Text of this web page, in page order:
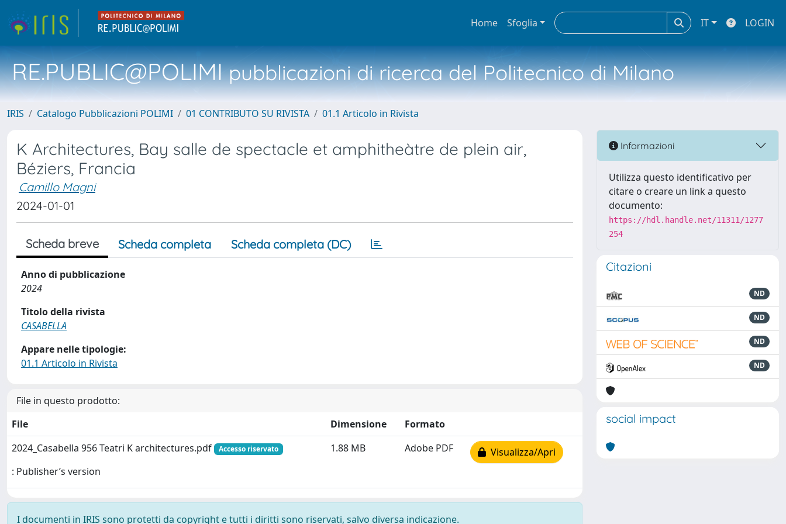
Home Sfoglia IT LOGIN
RE.PUBLIC@POLIMIpubblicazioni di ricerca del Politecnico di Milano
IRIS Catalogo Pubblicazioni POLIMI 01 CONTRIBUTO SU RIVISTA 01.1 Articolo in Rivista
K Architectures, Bay salle de spectacle et amphitheàtre de plein air,
Béziers, Francia
Camillo Magni
2024-01-01
Scheda breve Scheda completa Scheda completa (DC)
Anno di pubblicazione
2024
Titolo della rivista
CASABELLA
Appare nelle tipologie:
01.1 Articolo in Rivista
File in questo prodotto:
File
Dimensione
Formato
2024_Casabella 956 Teatri K architectures.pdf
Accesso riservato
: Publisher’s version
1.88 MB Adobe PDF Visualizza/Apri
I documenti in IRIS sono protetti da copyright e tutti i diritti sono riservati, salvo diversa indicazione.
Informazioni
Utilizza questo identificativo per
citare o creare un link a questo
documento:
https://hdl.handle.net/11311/1277
254
Citazioni
ND
ND
ND
ND
social impact